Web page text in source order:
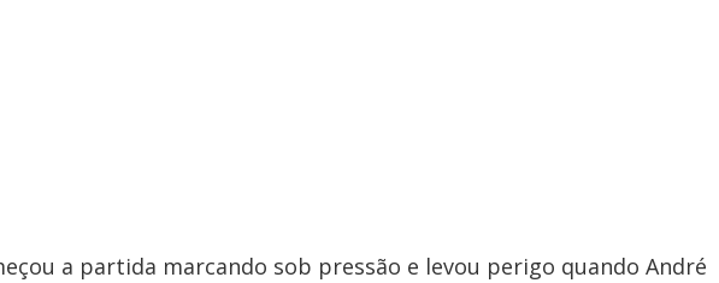
a partida marcando sob pressão e levou perigo quando André